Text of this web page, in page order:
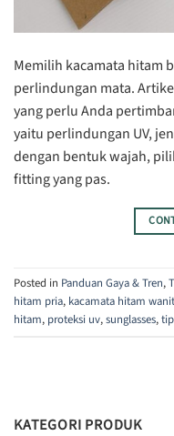
Memilih kacamata hitam
perlindungan mata.
yang perlu Anda
yaitu perlindungan UV,
dengan bentuk wajah,
fitting yang pas.
Posted in Panduan Gaya & Tren,
hitam pria, kacamata hitam
hitam, proteksi uv,sunglasses,
KATEGORI PRODUK